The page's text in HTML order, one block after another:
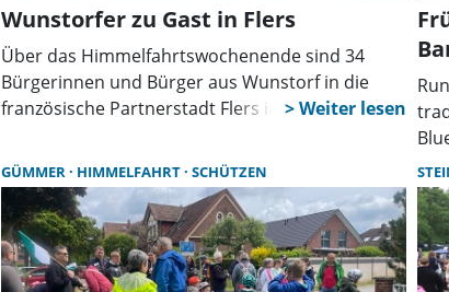
Wunstorfer zu Gast in Flers
Über das Himmelfahrtswochenende sind 34
Bürgerinnen und Bürger aus Wunstorf in die
französische Partnerstadt Flers in der
erneut vom Partnerschaftsverein Wunstorf-
Flers, der sich seit Jahren für den Austausch und
die Pflege der deutsch-französischen
Freundschaft engagiert.
bei
GÜMMER HIMMELFAHRT SCHÜTZEN